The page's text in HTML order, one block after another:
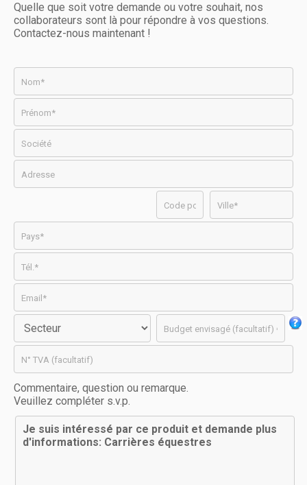
Quelle que soit votre demande ou votre souhait, nos
collaborateurs sont là pour répondre à vos questions.
Contactez-nous maintenant !
Commentaire, question ou remarque.
Veuillez compléter s.v.p.